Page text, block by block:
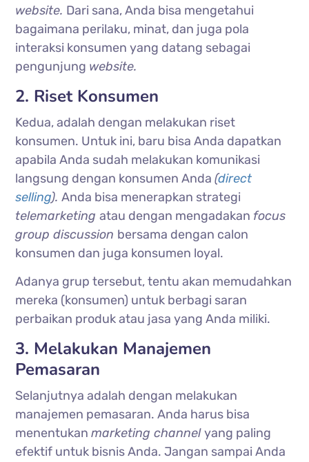
website. Dari sana, Anda bisa mengetahui
bagaimana perilaku, minat, dan juga pola
interaksi konsumen yang datang sebagai
pengunjung website.
2. Riset Konsumen
Kedua, adalah dengan melakukan riset
konsumen. Untuk ini, baru bisa Anda dapatkan
apabila Anda sudah melakukan komunikasi
langsung dengan konsumen Anda(direct
selling).Anda bisa menerapkan strategi
telemarketingatau dengan mengadakan focus
group discussion bersama dengan calon
konsumen dan juga konsumen loyal.
Adanya grup tersebut, tentu akan memudahkan
mereka (konsumen) untuk berbagi saran
perbaikan produk atau jasa yang Anda miliki.
3. Melakukan Manajemen
Pemasaran
Selanjutnya adalah dengan melakukan
manajemen pemasaran. Anda harus bisa
menentukanmarketing channelyang paling
efektif untuk bisnis Anda. Jangan sampai Anda